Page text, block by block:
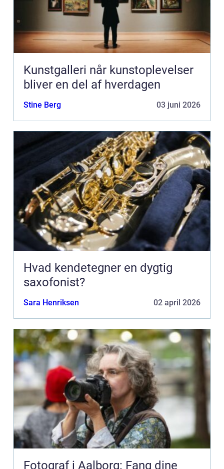
Kunstgalleri når kunstoplevelser
bliver en del af hverdagen
Stine Berg 03 juni 2026
Hvad kendetegner en dygtig
saxofonist?
Sara Henriksen 02 april 2026
Fotograf i Aalborg: Fang dine